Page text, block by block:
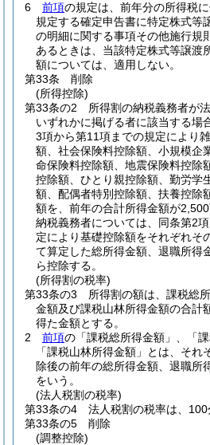
6
前項の規定は、前年分の所得税
規定する確定申告書に特定株式等
の明細に関する事項その他施行規
あるときは、当該特定株式等譲渡
額については、適用しない。
第33条
削除
(所得控除)
第33条の2
所得割の納税義務者が
いずれかに掲げる者に該当する場
3項から第11項までの規定により
額、社会保険料控除額、小規模企
命保険料控除額、地震保険料控除
控除額、ひとり親控除額、勤労学
額、配偶者特別控除額、扶養控除
額を、前年の合計所得金額が
納税義務者については、同条第2
定により基礎控除額をそれぞれそ
て算定した総所得金額、退職所得
ら控除する。
(所得割の税率)
第33条の3
所得割の額は、課税総
金額及び課税山林所得金額の合計
得た金額とする。
2
前項の「課税総所得金額」、「
「課税山林所得金額」とは、それ
除後の前年の総所得金額、退職所
をいう。
(法人税割の税率)
第33条の4
法人税割の税率は、100
第33条の5
削除
(調整控除)